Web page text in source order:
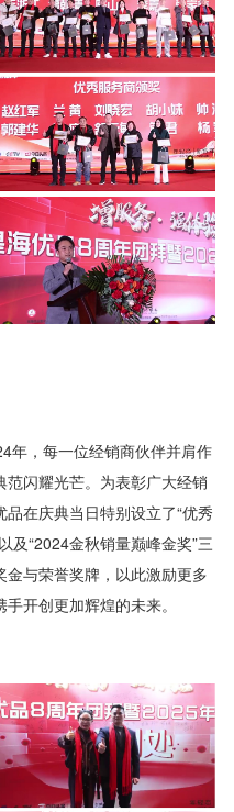
年，每一位经销商伙伴并肩作
闪耀光芒。为表彰广大经销
在庆典当日特别设立了“优秀
及“2024金秋销量巅峰金奖”三
与荣誉奖牌，以此激励更多
开创更加辉煌的未来。